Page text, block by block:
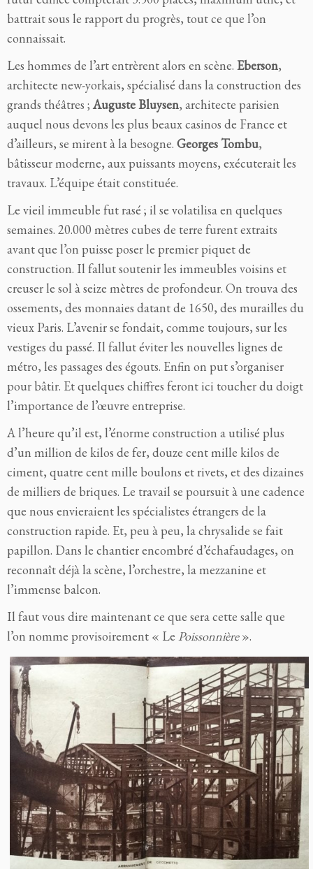
battrait sous le rapport du progrès, tout ce que l’on
connaissait.
Les hommes de l’art entrèrent alors en scène. Eberson,
architecte new-yorkais, spécialisé dans la construction des
grands théâtres ;Auguste Bluysen, architecte parisien
auquel nous devons les plus beaux casinos de France et
d’ailleurs, se mirent à la besogne. Georges Tombu,
bâtisseur moderne, aux puissants moyens, exécuterait les
travaux. L’équipe était constituée.
Le vieil immeuble fut rasé ; il se volatilisa en quelques
semaines. 20.000 mètres cubes de terre furent extraits
avant que l’on puisse poser le premier piquet de
construction. Il fallut soutenir les immeubles voisins et
creuser le sol à seize mètres de profondeur. On trouva des
ossements, des monnaies datant de 1650, des murailles du
vieux Paris. L’avenir se fondait, comme toujours, sur les
vestiges du passé. Il fallut éviter les nouvelles lignes de
métro, les passages des égouts. Enfin on put s’organiser
pour bâtir. Et quelques chiffres feront ici toucher du doigt
l’importance de l’œuvre entreprise.
A l’heure qu’il est, l’énorme construction a utilisé plus
d’un million de kilos de fer, douze cent mille kilos de
ciment, quatre cent mille boulons et rivets, et des dizaines
de milliers de briques. Le travail se poursuit à une cadence
que nous envieraient les spécialistes étrangers de la
construction rapide. Et, peu à peu, la chrysalide se fait
papillon. Dans le chantier encombré d’échafaudages, on
reconnaît déjà la scène, l’orchestre, la mezzanine et
l’immense balcon.
Il faut vous dire maintenant ce que sera cette salle que
l’on nomme provisoirement « Le Poissonnière».